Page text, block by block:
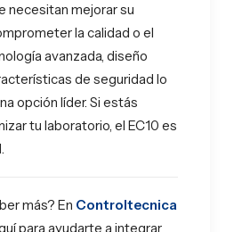
necesitan mejorar su
la calidad o el
avanzada, diseño
de seguridad lo
opción líder. Si estás
tu laboratorio, el EC10 es
más? En Controltecnica
para ayudarte a integrar